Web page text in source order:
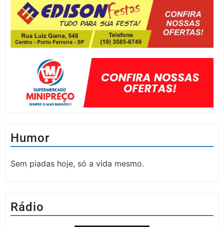
Humor
Sem piadas hoje, só a vida mesmo.
Rádio